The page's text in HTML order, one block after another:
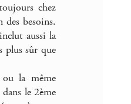
chez
besoins.
aussi la
plus sûr que
ou la même
le 2ème